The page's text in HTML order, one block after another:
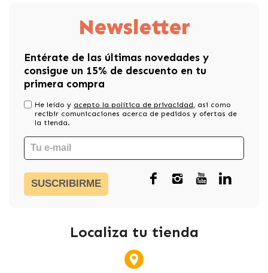
Newsletter
Entérate de las últimas novedades y
consigue un 15% de descuento en tu
primera compra
He leído y acepto la política de privacidad, asi como
recibir comunicaciones acerca de pedidos y ofertas de
la tienda.
SUSCRIBIRME
Localiza tu tienda